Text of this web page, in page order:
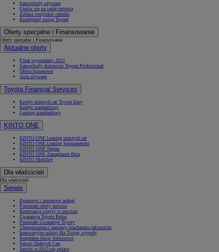
Samochody używane
Umów się na jazdę testową
Zobacz wszystkie cenniki
Konfiguruj swoją Toyotę
Oferty specjalne i Finansowanie
Oferty specjalne i Finansowanie
Aktualne oferty
Finał wyprzedaży 2025
Samochody dostawcze Toyota Professional
Oferta biznesowa
Auta używane
Toyota Financial Services
Kredyt niższych rat Toyota Easy
Kredyt standardowy
Leasing standardowy
KINTO ONE
KINTO ONE Leasing niższych rat
KINTO ONE Leasing konsumencki
KINTO ONE Najem
KINTO ONE Zarządzanie flotą
KINTO Mobility
Dla właścicieli
Dla właścicieli
Serwis
Promocje i sezonowe usługi
Pozostałe oferty serwisu
Rezerwacja wizyty w serwisie
Gwarancja Toyota Relax
Pozostałe Gwarancje Toyoty
Ubezpieczenia i naprawy blacharsko-lakiernicze
Innowacyjne usługi dla Twojej wygody
Bezpłatne Akcje Serwisowe
Serwis Dobrych Cen
Serwis w ASO się opłaca